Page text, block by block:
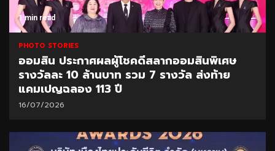
1 min read
PHOTO STORIES
ออมสิน ประกาศผลผู้โชคดีสลากออมสินพิเศษ
รางวัลละ 10 ล้านบาท รวม 7 รางวัล ส่งท้าย
แคมเปญฉลอง 113 ปี
16/07/2026